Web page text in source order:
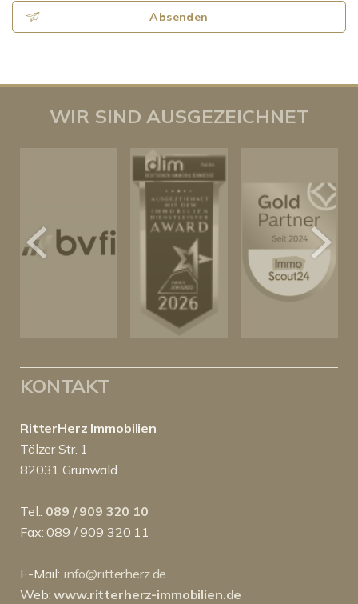
Absenden
WIR SIND AUSGEZEICHNET
KONTAKT
RitterHerz Immobilien
Tölzer Str. 1
82031 Grünwald
Tel.: 089 / 909 320 10
Fax: 089 / 909 320 11
E-Mail: info@ritterherz.de
Web:www.ritterherz-immobilien.de